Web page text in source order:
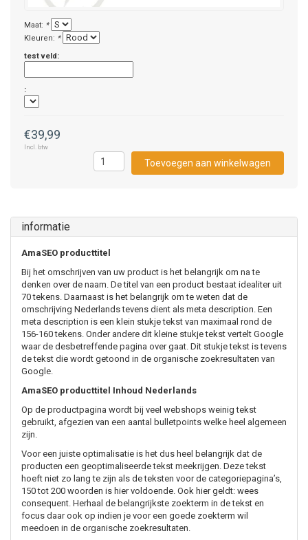
Maat: *
Kleuren: *
test veld:
:
€39,99
Incl. btw
Toevoegen aan winkelwagen
informatie
AmaSEO producttitel
Bij het omschrijven van uw product is het belangrijk om na te
denken over de naam. De titel van een product bestaat idealiter uit
70 tekens. Daarnaast is het belangrijk om te weten dat de
omschrijving Nederlands tevens dient als meta description. Een
meta description is een klein stukje tekst van maximaal rond de
156-160 tekens. Onder andere dit kleine stukje tekst vertelt Google
waar de desbetreffende pagina over gaat. Dit stukje tekst is tevens
de tekst die wordt getoond in de organische zoekresultaten van
Google.
AmaSEO producttitel Inhoud Nederlands
Op de productpagina wordt bij veel webshops weinig tekst
gebruikt, afgezien van een aantal bulletpoints welke heel algemeen
zijn.
Voor een juiste optimalisatie is het dus heel belangrijk dat de
producten een geoptimaliseerde tekst meekrijgen. Deze tekst
hoeft niet zo lang te zijn als de teksten voor de categoriepagina’s,
150 tot 200 woorden is hier voldoende. Ook hier geldt: wees
consequent. Herhaal de belangrijkste zoekterm in de tekst en
focus daar ook op indien je voor een goede zoekterm wil
meedoen in de organische zoekresultaten.